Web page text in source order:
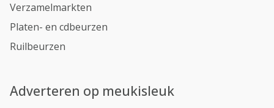
Verzamelmarkten
Platen- en cdbeurzen
Ruilbeurzen
Adverteren op meukisleuk